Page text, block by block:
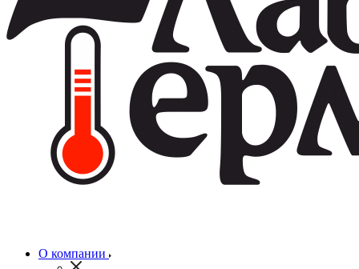
О компании